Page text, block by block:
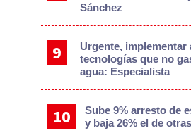
Sánchez
Urgente, implementar
tecnologías que no
agua: Especialista
Sube 9% arresto de
y baja 26% el de